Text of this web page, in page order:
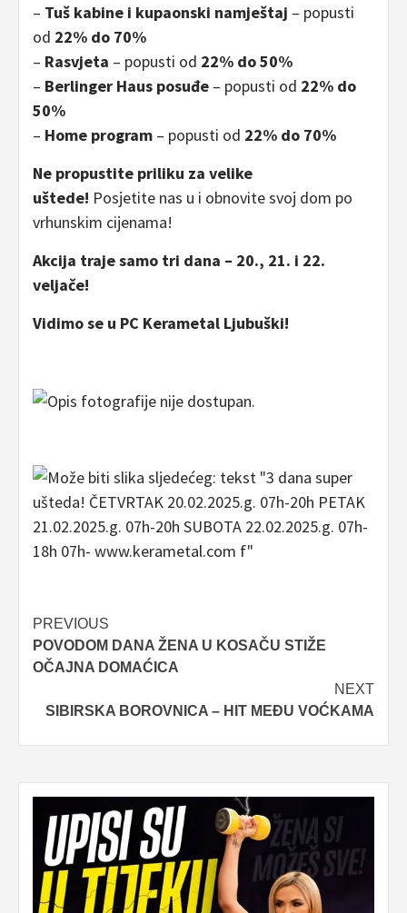
– Tuš kabine i kupaonski namještaj – popusti
od 22% do 70%
– Rasvjeta – popusti od 22% do 50%
– Berlinger Haus posuđe – popusti od 22% do
50%
– Home program – popusti od 22% do 70%
Ne propustite priliku za velike
uštede! Posjetite nas u i obnovite svoj dom po
vrhunskim cijenama!
Akcija traje samo tri dana – 20., 21. i 22.
veljače!
Vidimo se u PC Kerametal Ljubuški!
Post
navigation
PREVIOUS
POVODOM DANA ŽENA U KOSAČU STIŽE
OČAJNA DOMAĆICA
NEXT
SIBIRSKA BOROVNICA – HIT MEĐU VOĆKAMA